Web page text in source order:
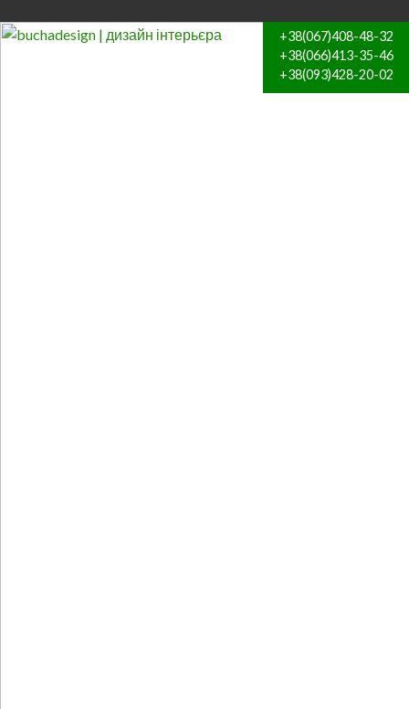
+38(067)408-48-32
+38(066)413-35-46
+38(093)428-20-02